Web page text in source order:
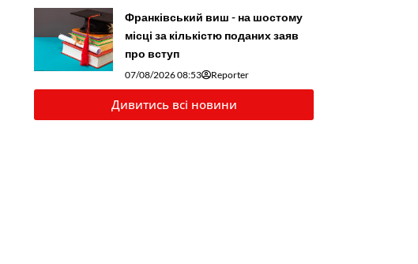
Франківський виш - на шостому
місці за кількістю поданих заяв
про вступ
07/08/2026 08:53 Reporter
Дивитись всі новини